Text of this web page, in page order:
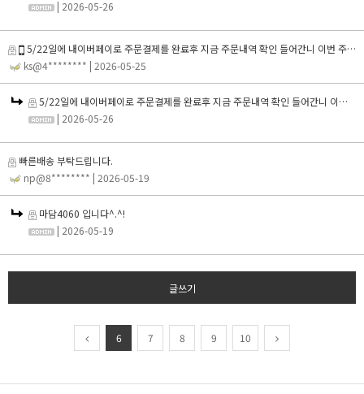
| 2026-05-26
5/22일에 내이버페이로 주문결제를 완료후 지금 주문내역 확인 들어간니 이번 주문내역이 존재하지않는다고합니다 확인부탁드립니다
ks@4******** | 2026-05-25
5/22일에 내이버페이로 주문결제를 완료후 지금 주문내역 확인 들어간니 이번 주문내역이 존재하지않는다고합니다 확인부탁드립니다
| 2026-05-26
빠른배송 부탁드립니다.
np@8******** | 2026-05-19
마담4060 입니다^.^!
| 2026-05-19
글쓰기
6 7 8 9 10